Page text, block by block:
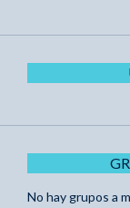
No hay grupos a